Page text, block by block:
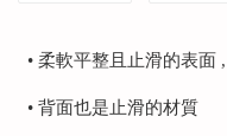
• 柔軟平整且止滑的表面
• 背面也是止滑的材質